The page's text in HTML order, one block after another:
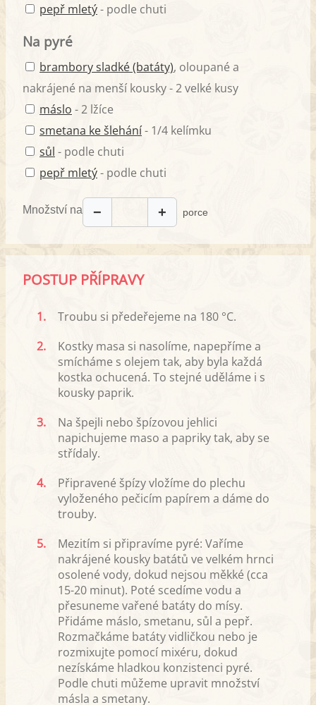
pepř mletý- podle chuti
Na pyré
brambory sladké (batáty), oloupané a
nakrájené na menší kousky - 2 velké kusy
máslo - 2 lžíce
smetana ke šlehání- 1/4 kelímku
sůl - podle chuti
pepř mletý- podle chuti
Množství na − + porce
POSTUP PŘÍPRAVY
1.
Troubu si předeřejeme na 180 °C.
2.
Kostky masa si nasolíme, napepříme a
smícháme s olejem tak, aby byla každá
kostka ochucená. To stejné uděláme i s
kousky paprik.
3.
Na špejli nebo špízovou jehlici
napichujeme maso a papriky tak, aby se
střídaly.
4.
Připravené špízy vložíme do plechu
vyloženého pečicím papírem a dáme do
trouby.
5.
Mezitím si připravíme pyré: Vaříme
nakrájené kousky batátů ve velkém hrnci
osolené vody, dokud nejsou měkké (cca
15-20 minut). Poté scedíme vodu a
přesuneme vařené batáty do mísy.
Přidáme máslo, smetanu, sůl a pepř.
Rozmačkáme batáty vidličkou nebo je
rozmixujte pomocí mixéru, dokud
nezískáme hladkou konzistenci pyré.
Podle chuti můžeme upravit množství
másla a smetany.